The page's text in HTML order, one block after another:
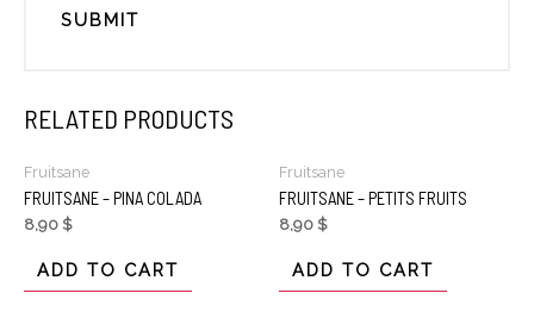
RELATED PRODUCTS
Fruitsane
FRUITSANE – PINA COLADA
8,90 $
ADD TO CART
Fruitsane
FRUITSANE – PETITS FRUITS
8,90 $
ADD TO CART